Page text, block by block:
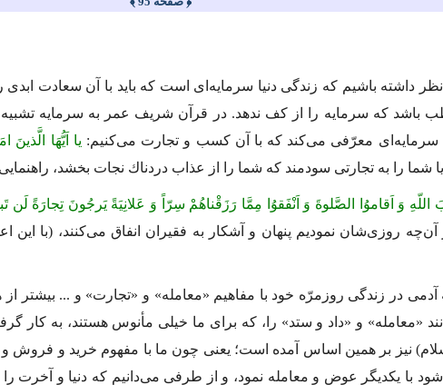
نظر داشته باشیم كه زندگى دنیا سرمایه‌اى است كه باید با آن سعادت ابدى
باشد كه سرمایه را از كف ندهد. در قرآن شریف عمر به سرمایه تشبیه
معرّفى مى‌كند كه با آن كسب و تجارت مى‌كنیم: یا اَیُّهَا
شما را به تجارتى سودمند كه شما را از عذاب دردناك نجات بخشد،
اللّهِ وَ اَقاموُا الصَّلوةَ وَ اَنْفَقوُا مِمَّا رَزَقْناهُمْ سِرّاً وَ عَلانِیَةً یَرجُونَ تِجارَةً لَن
آن‌چه روزى‌شان نمودیم پنهان و آشكار به فقیران انفاق مى‌كنند، (با این
آدمى در زندگى روزمرّه خود با مفاهیم «معامله» و «تجارت» و ...
«معامله» و «داد و ستد» را، كه براى ما خیلى مأنوس هستند، به كار
نیز بر همین اساس آمده است؛ یعنى چون ما با مفهوم خرید و فروش و
با یكدیگر عوض و معامله نمود، و از طرفى مى‌دانیم كه دنیا و آخرت